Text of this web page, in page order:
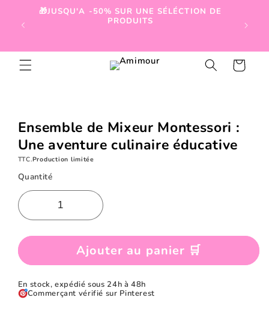
passer
au
🎁JUSQU'A -50% SUR UNE SÉLÉCTION DE
PRODUITS
Panier
Ensemble de Mixeur Montessori :
Une aventure culinaire éducative
TTC.Production limitée
Quantité
Ajouter au panier 🛒
En stock, expédié sous 24h à 48h
Commerçant vérifié sur Pinterest